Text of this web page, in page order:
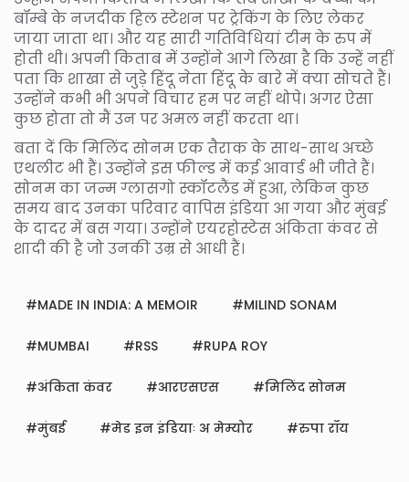
बॉम्बे के नजदीक हिल स्टेशन पर ट्रेकिंग के लिए लेकर
जाया जाता था। और यह सारी गतिविधियां टीम के रुप में
होती थी। अपनी किताब में उन्होंने आगे लिखा है कि उन्हें नहीं
पता कि शाखा से जुड़े हिंदू नेता हिंदू के बारे में क्या सोचते हैं।
उन्होंने कभी भी अपने विचार हम पर नहीं थोपे। अगर ऐसा
कुछ होता तो मैं उन पर अमल नहीं करता था।
बता दें कि मिलिंद सोनम एक तैराक के साथ-साथ अच्छे
एथलीट भी हैं। उन्होंने इस फील्ड में कई आवार्ड भी जीते हैं।
सोनम का जन्म ग्लासगो स्कॉटलैंड में हुआ, लेकिन कुछ
समय बाद उनका परिवार वापिस इंडिया आ गया और मुंबई
के दादर में बस गया। उन्होंने एयरहोस्टेस अंकिता कंवर से
शादी की है जो उनकी उम्र से आधी हैं।
MADE IN INDIA: A MEMOIR MILIND SONAM
MUMBAI RSS RUPA ROY
अंकिता कंवर आरएसएस मिलिंद सोनम
मुंबई मेड इन इंडियाः अ मेम्योर रुपा रॉय